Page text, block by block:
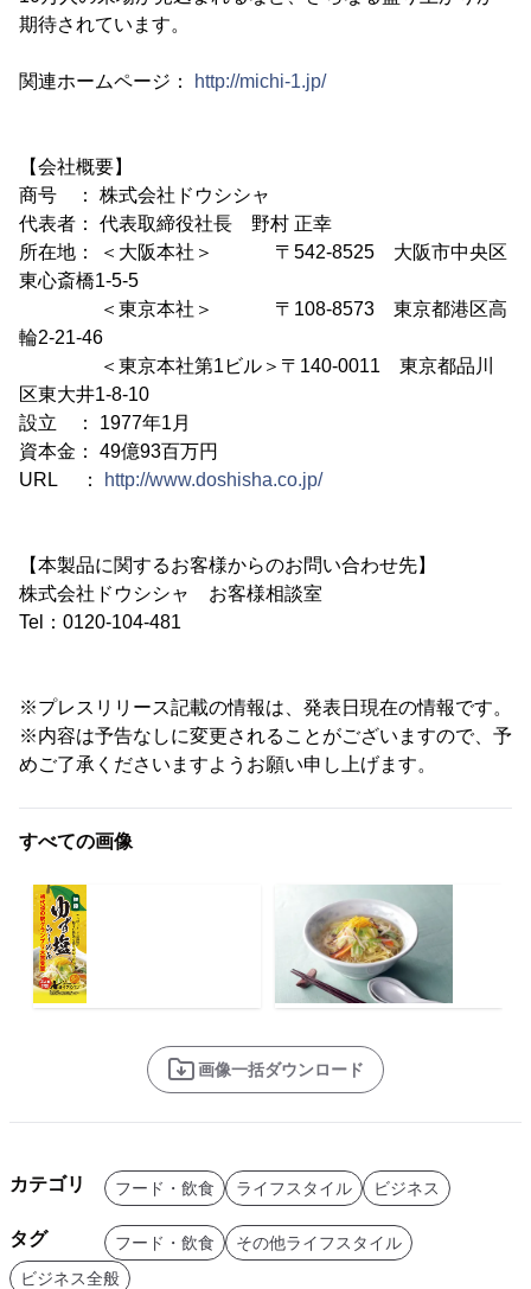
期待されています。
関連ホームページ： http://michi-1.jp/
【会社概要】
商号 ： 株式会社ドウシシャ
代表者： 代表取締役社長 野村 正幸
所在地： ＜大阪本社＞ 〒542-8525 大阪市中央区
東心斎橋1-5-5
＜東京本社＞ 〒108-8573 東京都港区高
輪2-21-46
＜東京本社第1ビル＞〒140-0011 東京都品川
区東大井1-8-10
設立 ： 1977年1月
資本金： 49億93百万円
URL ：
http://www.doshisha.co.jp/
【本製品に関するお客様からのお問い合わせ先】
株式会社ドウシシャ お客様相談室
Tel：0120-104-481
※プレスリリース記載の情報は、発表日現在の情報です。
※内容は予告なしに変更されることがございますので、予
めご了承くださいますようお願い申し上げます。
すべての画像
画像一括ダウンロード
カテゴリ フード・飲食 ライフスタイル ビジネス
タグ フード・飲食
その他ライフスタイル
ビジネス全般